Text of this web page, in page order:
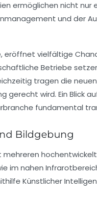
ermöglichen nicht nur
und der
vielfältige
Betriebe
tragen die
gerecht wird. Ein Blick
fundamental
Bildgebung
mehreren
im nahen
Künstlicher